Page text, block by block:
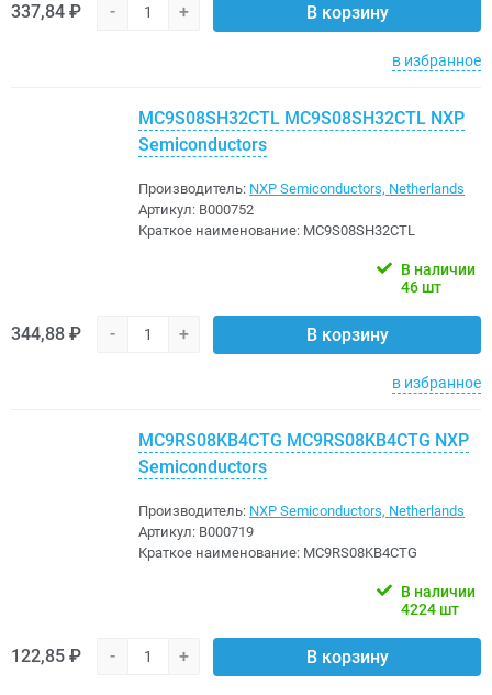
337,84 ₽ - + В корзину
в избранное
MC9S08SH32CTL MC9S08SH32CTL NXP
Semiconductors
Производитель: NXP Semiconductors, Netherlands
Артикул: B000752
Краткое наименование: MC9S08SH32CTL
В наличии
46 шт
344,88 ₽ - + В корзину
в избранное
MC9RS08KB4CTG MC9RS08KB4CTG NXP
Semiconductors
Производитель: NXP Semiconductors, Netherlands
Артикул: B000719
Краткое наименование: MC9RS08KB4CTG
В наличии
4224 шт
122,85 ₽ - + В корзину